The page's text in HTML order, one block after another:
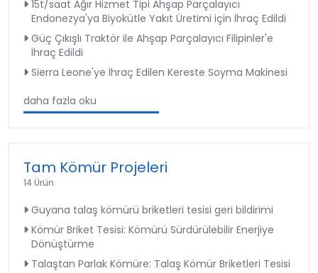
15t/saat Ağır Hizmet Tipi Ahşap Parçalayıcı
Endonezya'ya Biyokütle Yakıt Üretimi için İhraç Edildi
Güç Çıkışlı Traktör ile Ahşap Parçalayıcı Filipinler'e
İhraç Edildi
Sierra Leone'ye İhraç Edilen Kereste Soyma Makinesi
daha fazla oku
Tam Kömür Projeleri
14 Ürün
Guyana talaş kömürü briketleri tesisi geri bildirimi
Kömür Briket Tesisi: Kömürü Sürdürülebilir Enerjiye
Dönüştürme
Talaştan Parlak Kömüre: Talaş Kömür Briketleri Tesisi